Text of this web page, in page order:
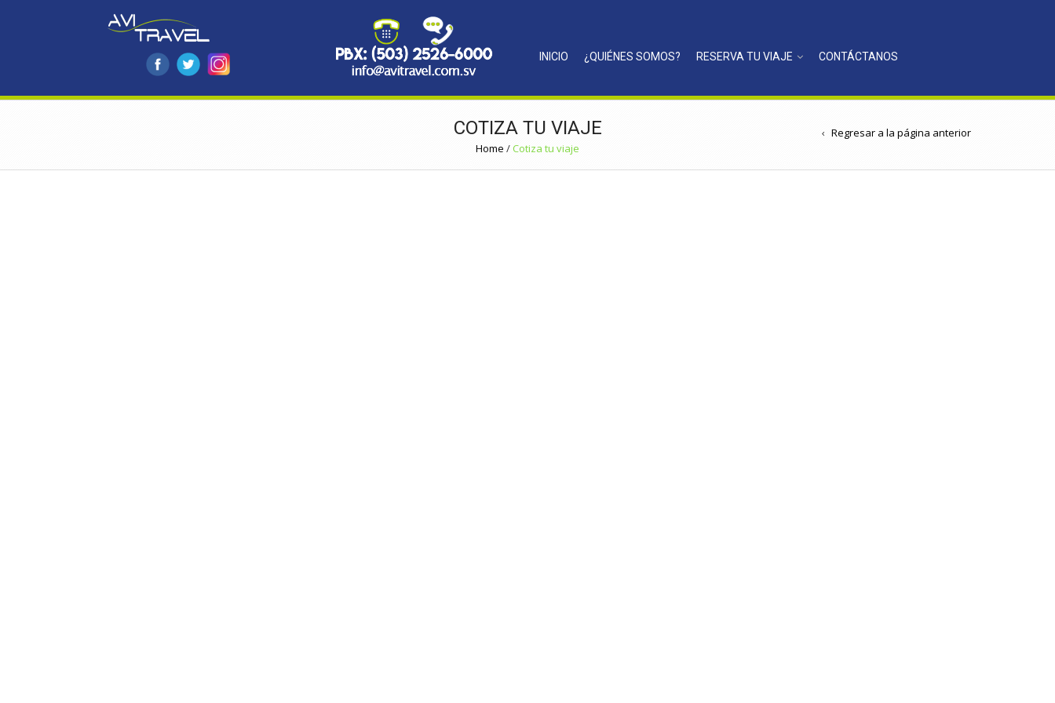
INICIO ¿QUIÉNES SOMOS? RESERVA TU VIAJE CONTÁCTANOS
COTIZA TU VIAJE
Home / Cotiza tu viaje
Regresar a la página anterior